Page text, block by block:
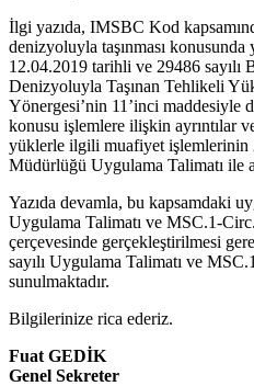
İlgi yazıda, IMSBC Kod
denizyoluyla taşınması konusunda
12.04.2019 tarihli ve 29486 sayılı
Denizyoluyla Taşınan Tehlikeli
Yönergesi’nin 11’inci maddesiyle
konusu işlemlere ilişkin ayrıntılar
yüklerle ilgili muafiyet işlemlerinin
Müdürlüğü Uygulama Talimatı ile
Yazıda devamla, bu kapsamdaki
Uygulama Talimatı ve MSC.1-
çerçevesinde gerçekleştirilmesi
sayılı Uygulama Talimatı ve
sunulmaktadır.
Bilgilerinize rica ederiz.
Fuat GEDİK
Genel Sekreter